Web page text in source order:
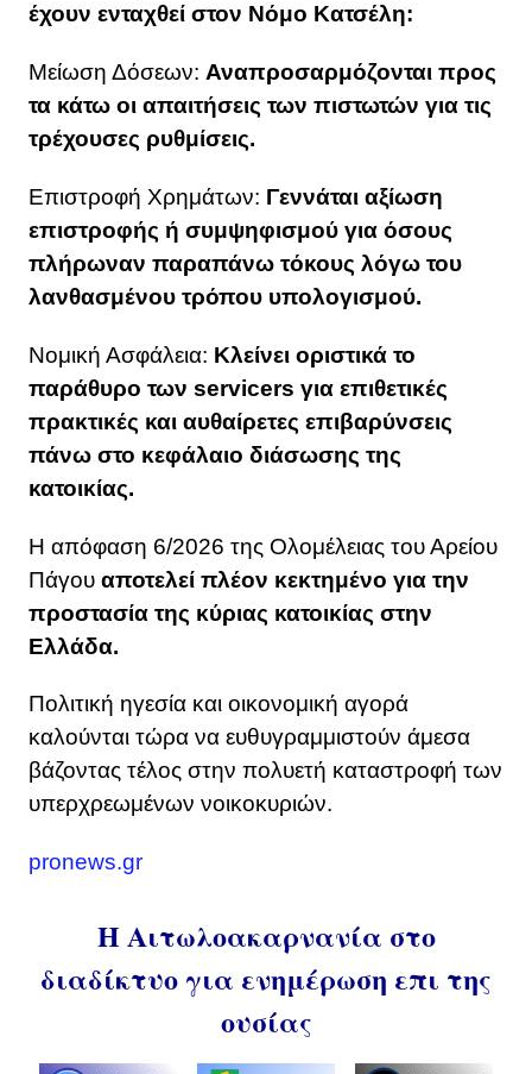
έχουν ενταχθεί στον Νόμο Κατσέλη:
Μείωση Δόσεων: Αναπροσαρμόζονται προς
τα κάτω οι απαιτήσεις των πιστωτών για τις
τρέχουσες ρυθμίσεις.
Επιστροφή Χρημάτων: Γεννάται αξίωση
επιστροφής ή συμψηφισμού για όσους
πλήρωναν παραπάνω τόκους λόγω του
λανθασμένου τρόπου υπολογισμού.
Νομική Ασφάλεια: Κλείνει οριστικά το
παράθυρο των servicers για επιθετικές
πρακτικές και αυθαίρετες επιβαρύνσεις
πάνω στο κεφάλαιο διάσωσης της
κατοικίας.
Η απόφαση 6/2026 της Ολομέλειας του Αρείου
Πάγου αποτελεί πλέον κεκτημένο για την
προστασία της κύριας κατοικίας στην
Ελλάδα.
Πολιτική ηγεσία και οικονομική αγορά
καλούνται τώρα να ευθυγραμμιστούν άμεσα
βάζοντας τέλος στην πολυετή καταστροφή των
υπερχρεωμένων νοικοκυριών.
pronews.gr
Η Αιτωλοακαρνανία στο
διαδίκτυο για ενημέρωση επι της
ουσίας